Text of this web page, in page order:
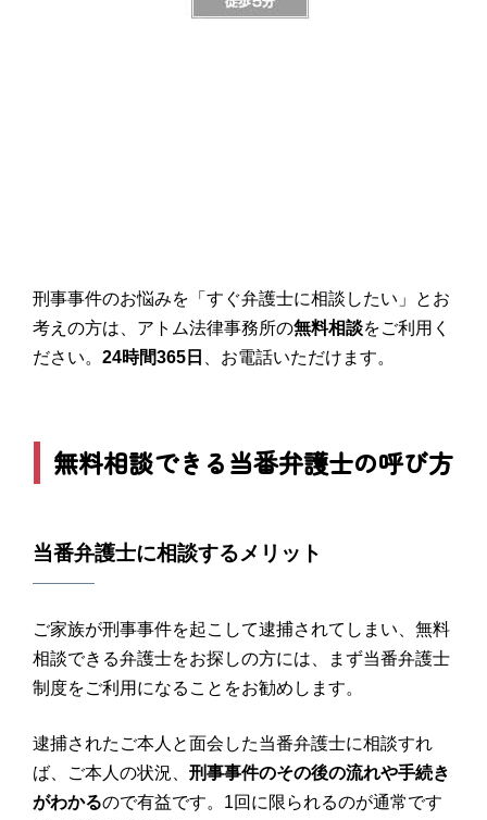
刑事事件のお悩みを「すぐ弁護士に相談したい」とお
考えの方は、アトム法律事務所の無料相談をご利用く
ださい。 24時間365日 、お電話いただけます。
無料相談できる当番弁護士の呼び方
当番弁護士に相談するメリット
ご家族が刑事事件を起こして逮捕されてしまい、無料
相談できる弁護士をお探しの方には、まず当番弁護士
制度をご利用になることをお勧めします。
逮捕されたご本人と面会した当番弁護士に相談すれ
ば、ご本人の状況、 刑事事件のその後の流れや手続き
がわかるので有益です。1回に限られるのが通常です